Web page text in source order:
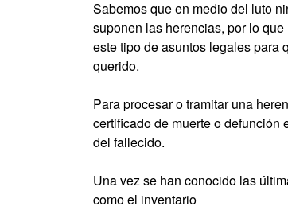
Sabemos que en medio del luto
suponen las herencias, por lo que
este tipo de asuntos legales para
querido.
Para procesar o tramitar una
certificado de muerte o defunción
del fallecido.
Una vez se han conocido las
como el inventario